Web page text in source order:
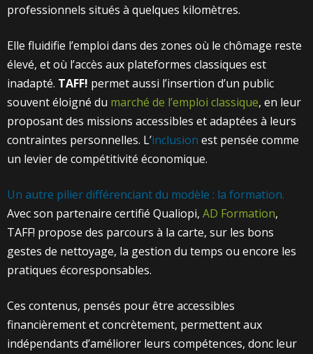
professionnels situés à quelques kilomètres.
Elle fluidifie l’emploi dans des zones où le chômage reste
élevé, et où l’accès aux plateformes classiques est
inadapté. TAFF! permet aussi l’insertion d’un public
souvent éloigné du marché de l’emploi classique, en leur
proposant des missions accessibles et adaptées à leurs
contraintes personnelles. L’inclusion est pensée comme
un levier de compétitivité économique.
Un autre pilier différenciant du modèle : la formation.
Avec son partenaire certifié Qualiopi, AD Formation,
TAFF! propose des parcours à la carte, sur les bons
gestes de nettoyage, la gestion du temps ou encore les
pratiques écoresponsables.
Ces contenus, pensés pour être accessibles
financièrement et concrètement, permettent aux
indépendants d’améliorer leurs compétences, donc leur